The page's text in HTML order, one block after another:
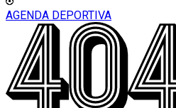
AGENDA DEPORTIVA